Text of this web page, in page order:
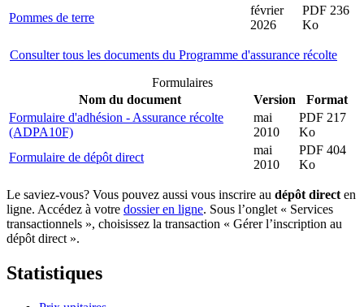
Pommes de terre
février
2026
PDF 236
Ko
Consulter tous les documents du Programme d'assurance récolte
Formulaires
Nom du document
Version
Format
Formulaire d'adhésion - Assurance récolte
(ADPA10F)
mai
2010
PDF 217
Ko
Formulaire de dépôt direct
mai
2010
PDF 404
Ko
Le saviez-vous? Vous pouvez aussi vous inscrire au dépôt direct en
ligne. Accédez à votre dossier en ligne. Sous l’onglet « Services
transactionnels », choisissez la transaction « Gérer l’inscription au
dépôt direct ».
Statistiques